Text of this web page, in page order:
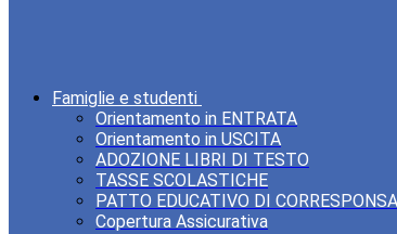
Famiglie e studenti
Orientamento in ENTRATA
Orientamento in USCITA
ADOZIONE LIBRI DI TESTO
TASSE SCOLASTICHE
PATTO EDUCATIVO DI
Copertura Assicurativa